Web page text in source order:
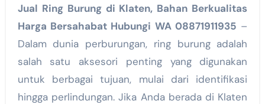
Jual Ring Burung di Klaten, Bahan Berkualitas
Harga Bersahabat Hubungi WA 08871911935 –
Dalam dunia perburungan, ring burung adalah
salah satu aksesori penting yang digunakan
untuk berbagai tujuan, mulai dari identifikasi
hingga perlindungan. Jika Anda berada di Klaten